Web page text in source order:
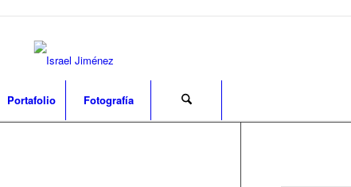
Portafolio Fotografía